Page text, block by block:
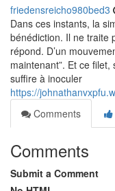
friedensreicho980bed3
Dans ces instants, la
bénédiction. Il ne traite
répond. D’un
maintenant”. Et ce
suffire à inoculer
https://
Comments
Comments
Submit a Comment